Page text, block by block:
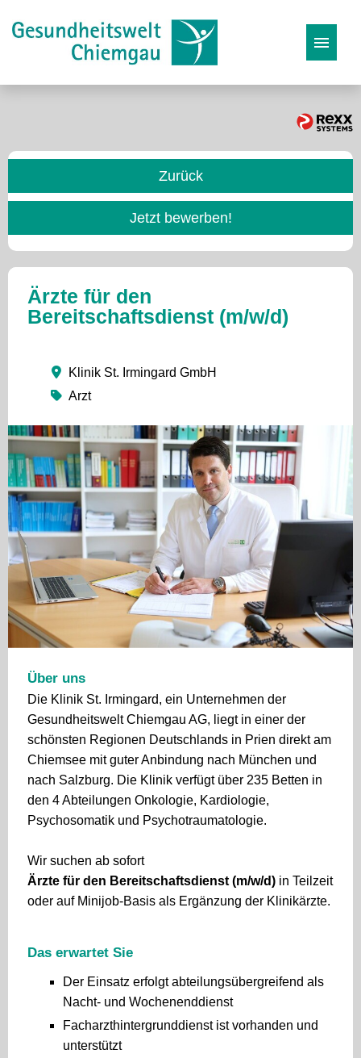
Karriereseite
Initiativbewerbung
Zurück
Jetzt bewerben!
Ärzte für den
Bereitschaftsdienst (m/w/d)
Klinik St. Irmingard GmbH
Arzt
Über uns
Die Klinik St. Irmingard, ein Unternehmen der
Gesundheitswelt Chiemgau AG, liegt in einer der
schönsten Regionen Deutschlands in Prien direkt am
Chiemsee mit guter Anbindung nach München und
nach Salzburg. Die Klinik verfügt über 235 Betten in
den 4 Abteilungen Onkologie, Kardiologie,
Psychosomatik und Psychotraumatologie.
Wir suchen ab sofort
Ärzte für den Bereitschaftsdienst (m/w/d) in Teilzeit
oder auf Minijob-Basis als Ergänzung der Klinikärzte.
Das erwartet Sie
Der Einsatz erfolgt abteilungsübergreifend als
Nacht- und Wochenenddienst
Facharzthintergrunddienst ist vorhanden und
unterstützt